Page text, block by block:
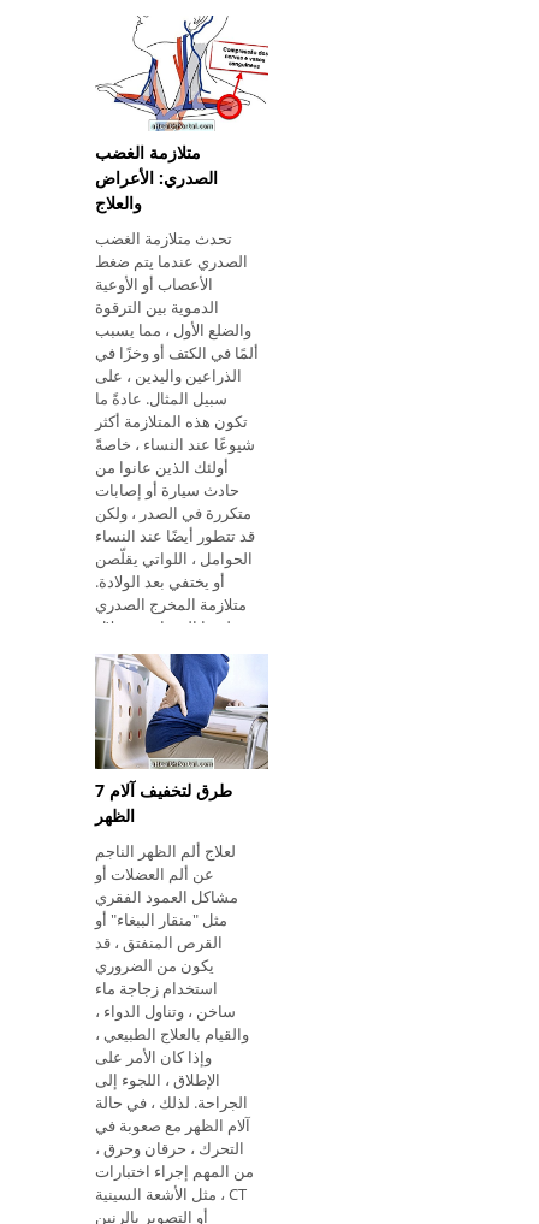
جزء أكثر إيلاما وصلادة.
هذا النوع من إصابة
العضلات شائع جدًا في
الأشخاص الذين يقضون
الكثير من الوقت في العم
متلازمة الغضب
الصدري: الأعراض
والعلاج
تحدث متلازمة الغضب
الصدري عندما يتم ضغط
الأعصاب أو الأوعية
الدموية بين الترقوة
والضلع الأول ، مما يسبب
ألمًا في الكتف أو وخزًا في
الذراعين واليدين ، على
سبيل المثال. عادةً ما
تكون هذه المتلازمة أكثر
شيوعًا عند النساء ، خاصةً
أولئك الذين عانوا من
حادث سيارة أو إصابات
متكررة في الصدر ، ولكن
قد تتطور أيضًا عند النساء
الحوامل ، اللواتي يقلّصن
أو يختفي بعد الولادة.
متلازمة المخرج الصدري
لديها الشفاء من خلال
الجراحة ؛ ومع ذلك ، هناك
علاجات أخرى تساعد على
التحكم في الأعراض مثل
العلاج الطبيعي
والاستراتيجيات لتقليل
ضغط الموقع. ضغط
الأعصاب والأوعية الدموية
أعراض متلازمة جورج
الصدري يمكن أن تكون
أعراض هذه
7 طرق لتخفيف آلام
الظهر
لعلاج ألم الظهر الناجم
عن ألم العضلات أو
مشاكل العمود الفقري
مثل "منقار الببغاء" أو
القرص المنفتق ، قد
يكون من الضروري
استخدام زجاجة ماء
ساخن ، وتناول الدواء ،
والقيام بالعلاج الطبيعي ،
وإذا كان الأمر على
الإطلاق ، اللجوء إلى
الجراحة. لذلك ، في حالة
آلام الظهر مع صعوبة في
التحرك ، حرقان وحرق ،
من المهم إجراء اختبارات
مثل الأشعة السينية ، CT
أو التصوير بالرنين